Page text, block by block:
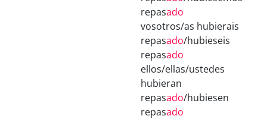
repasado
vosotros/as hubierais
repasado/hubieseis
repasado
ellos/ellas/ustedes
hubieran
repasado/hubiesen
repasado